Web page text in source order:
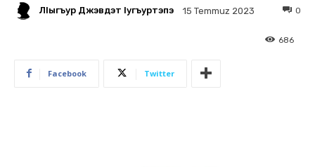
ЛIыгъур Джэвдэт Iугъуртэпэ 15 Temmuz 2023 0
686
Facebook Twitter